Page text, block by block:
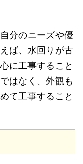
分のニーズや優
ば、水回りが古
に工事すること
はなく、外観も
て工事すること